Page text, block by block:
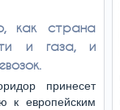
как страна
и газа, и
принесет
к европейским